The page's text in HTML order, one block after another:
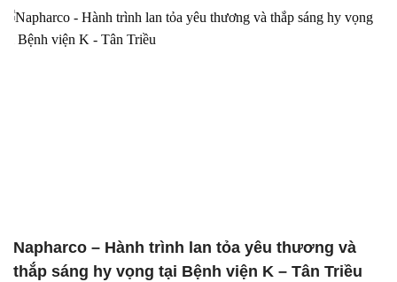
Napharco – Hành trình lan tỏa yêu thương và
thắp sáng hy vọng tại Bệnh viện K – Tân Triều